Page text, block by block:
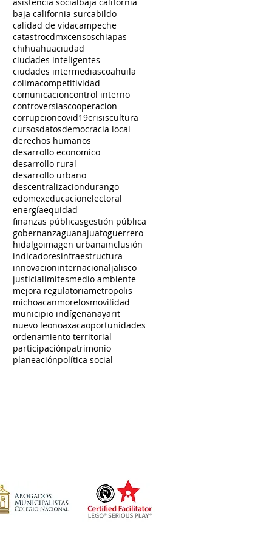
baja california surcabildo
calidad de vidacampeche
catastrocdmxcensoschiapas
chihuahuaciudad
ciudades inteligentes
ciudades intermediascoahuila
colimacompetitividad
comunicacioncontrol interno
controversiascooperacion
corrupcioncovid19crisiscultura
cursosdatosdemocracia local
derechos humanos
desarrollo economico
desarrollo rural
desarrollo urbano
descentralizaciondurango
edomexeducacionelectoral
energíaequidad
finanzas públicasgestión pública
gobernanzaguanajuatoguerrero
hidalgoimagen urbanainclusión
indicadoresinfraestructura
innovacioninternacionaljalisco
justicialimitesmedio ambiente
mejora regulatoriametropolis
michoacanmorelosmovilidad
municipio indígenanayarit
nuevo leonoaxacaoportunidades
ordenamiento territorial
participaciónpatrimonio
planeaciónpolítica social